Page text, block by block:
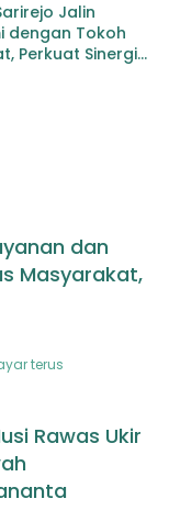
Jalin
dengan Tokoh
Perkuat Sinergi
dan
Masyarakat,
terus
Rawas Ukir